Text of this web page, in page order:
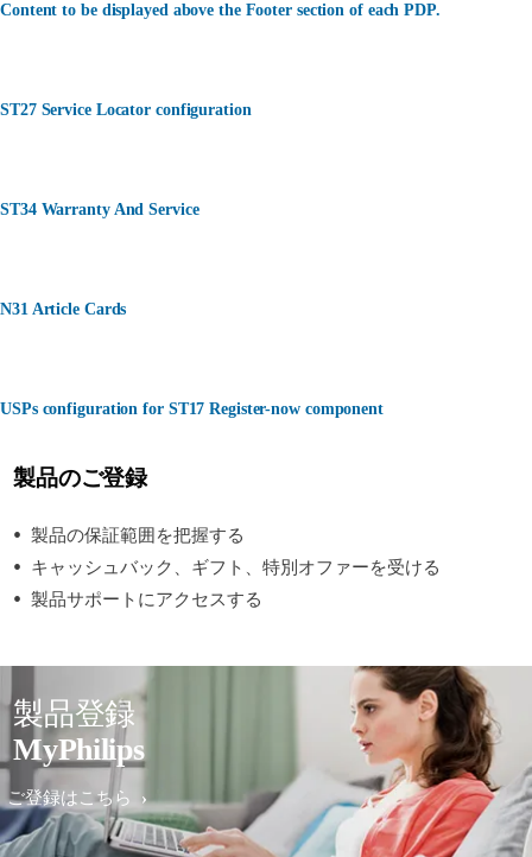
Content to be displayed above the Footer section of each PDP.
ST27 Service Locator configuration
ST34 Warranty And Service
N31 Article Cards
USPs configuration for ST17 Register-now component
製品のご登録
製品の保証範囲を把握する
キャッシュバック、ギフト、特別オファーを受ける
製品サポートにアクセスする
製品登録
MyPhilips
ご登録はこちら